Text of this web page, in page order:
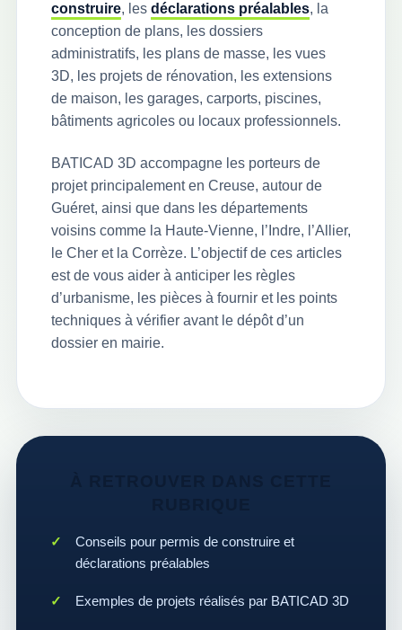
construire, les déclarations préalables, la
conception de plans, les dossiers
administratifs, les plans de masse, les vues
3D, les projets de rénovation, les extensions
de maison, les garages, carports, piscines,
bâtiments agricoles ou locaux professionnels.
BATICAD 3D accompagne les porteurs de
projet principalement en Creuse, autour de
Guéret, ainsi que dans les départements
voisins comme la Haute-Vienne, l’Indre, l’Allier,
le Cher et la Corrèze. L’objectif de ces articles
est de vous aider à anticiper les règles
d’urbanisme, les pièces à fournir et les points
techniques à vérifier avant le dépôt d’un
dossier en mairie.
Conseils pour permis de construire et
déclarations préalables
Exemples de projets réalisés par BATICAD 3D